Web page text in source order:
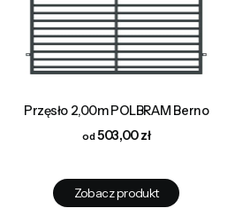
Przęsło 2,00m POLBRAM Berno
Cena503,00 zł
Zobacz produkt